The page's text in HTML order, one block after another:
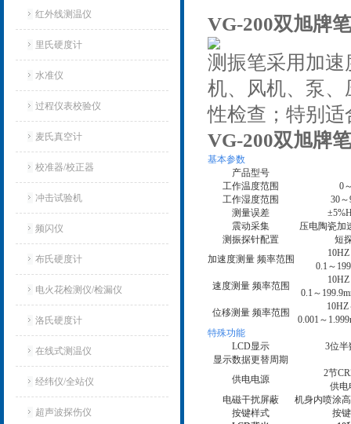
红外线测温仪
里氏硬度计
水准仪
过程仪表校验仪
麦氏真空计
校准器/校正器
冲击试验机
频闪仪
布氏硬度计
电火花检测仪/检漏仪
洛氏硬度计
在线式测温仪
经纬仪/全站仪
超声波探伤仪
VG-200双旭牌
测振笔采用加
机、风机、泵
性检查；特别
VG-200双旭牌
基本参数
产品型号
工作温度范围
0
工作湿度范围
30
测量误差
震动采集
压电陶瓷加
测振探针配置
短
加速度测量 频率范围
10HZ
0.1 ～
速度测量 频率范围
10HZ
0.1 ～
位移测量 频率范围
10HZ
0.001 ～
特殊功能
LCD显示 3位半
显示数据更替周期
供电电源
2节
供电
电磁干扰屏蔽
机身内喷涂
按键样式
按